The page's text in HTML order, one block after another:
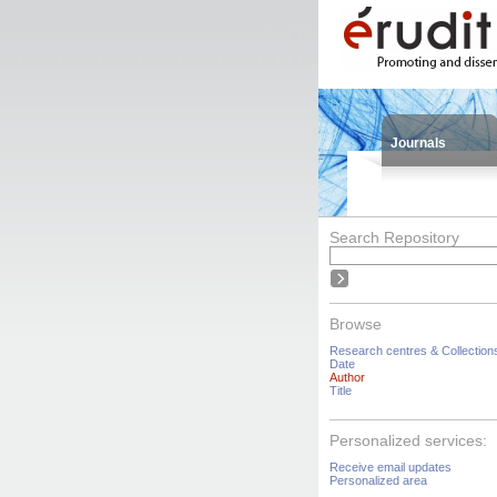
Journals
Search Repository
Browse
Research centres &
Date
Author
Title
Personalized services:
Receive email updates
Personalized area